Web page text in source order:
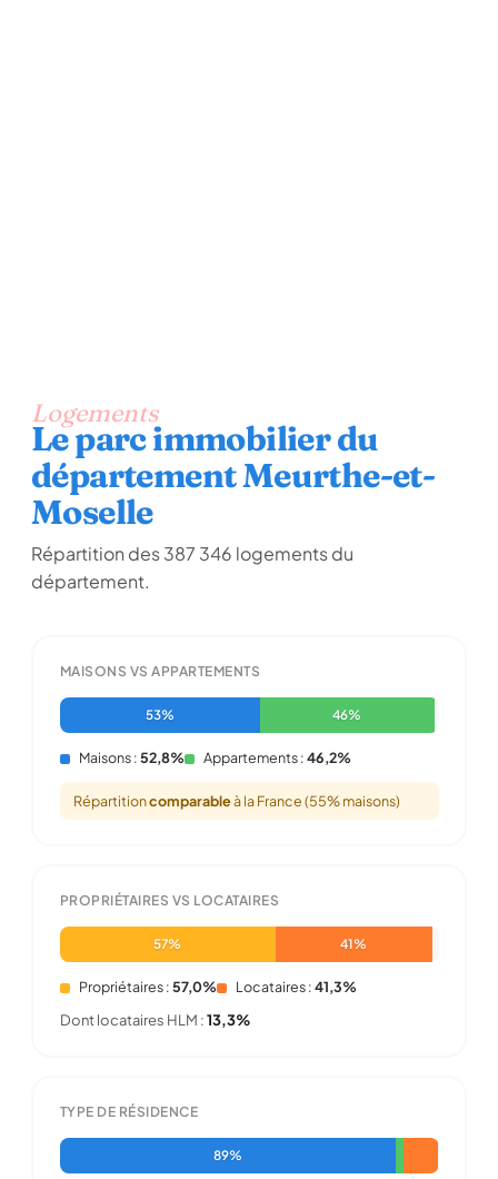
Logements
Le parc immobilier du
département Meurthe-et-
Moselle
Répartition des 387 346 logements du
département.
MAISONS VS APPARTEMENTS
53% 46%
Maisons :52,8% Appartements :46,2%
Répartitioncomparableà la France (55% maisons)
PROPRIÉTAIRES VS LOCATAIRES
57% 41%
Propriétaires :57,0% Locataires :41,3%
Dont locataires HLM :13,3%
TYPE DE RÉSIDENCE
89%